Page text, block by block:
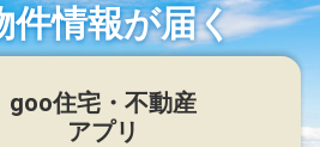
件情報が届く
goo住宅・不動産
アプリ